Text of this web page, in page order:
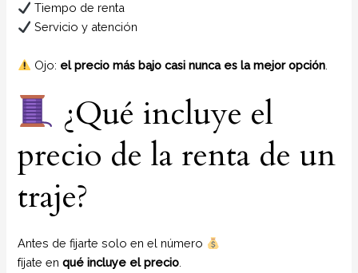
Tiempo de renta
Servicio y atención
Ojo: el precio más bajo casi nunca es la mejor opción
¿Qué incluye el
precio de la renta de un
traje?
Antes de fijarte solo en el número
fíjate enqué incluye el precio